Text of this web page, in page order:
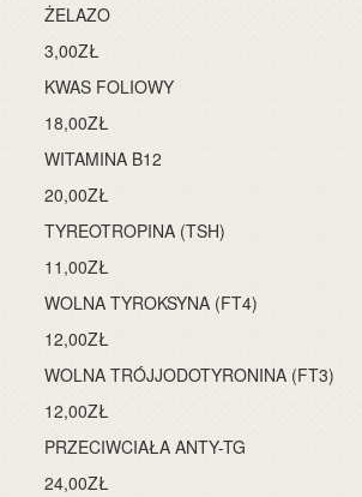
ŻELAZO
3,00ZŁ
KWAS FOLIOWY
18,00ZŁ
WITAMINA B12
20,00ZŁ
TYREOTROPINA (TSH)
11,00ZŁ
WOLNA TYROKSYNA (FT4)
12,00ZŁ
WOLNA TRÓJJODOTYRONINA (FT3)
12,00ZŁ
PRZECIWCIAŁA ANTY-TG
24,00ZŁ